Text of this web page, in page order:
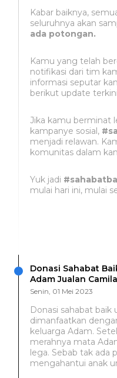
Kabar baiknya,
seluruhnya akan
ada potongan.
Kamu yang telah
notifikasi dari tim
informasi seputar
berikut update
Jika kamu berminat
kampanye sosial,
menjadi relawan.
komunitas dalam
Yuk jadi
mulai hari ini, mulai
Donasi Sahabat
Adam Jualan
Senin, 01 Mei 2023
Donasi sahabat baik
dimanfaatkan
keluarga Adam.
merahnya mata
lega. Sebab tak ada
mengahantui anak